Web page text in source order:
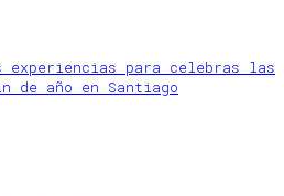
experiencias para celebras las
año en Santiago